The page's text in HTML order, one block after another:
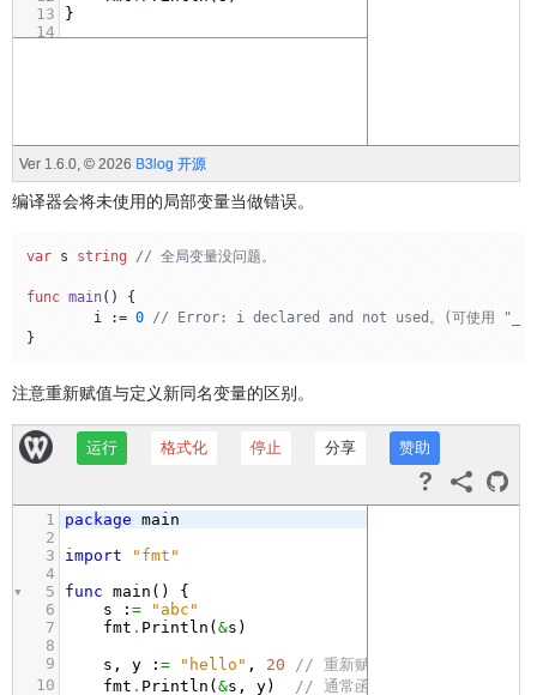
编译器会将未使用的局部变量当做错误。
var s string // 全局变量没问题。
func main()
{
	i :=
0 // Error: i declared and not used。(可使用 "_
注意重新赋值与定义新同名变量的区别。